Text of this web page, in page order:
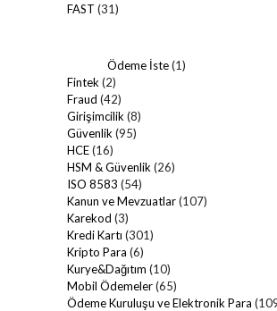
FAST (31)
Ödeme İste(1)
Fintek (2)
Fraud (42)
Girişimcilik (8)
Güvenlik (95)
HCE(16)
HSM & Güvenlik (26)
ISO 8583 (54)
Kanun ve Mevzuatlar(107)
Karekod (3)
Kredi Kartı (301)
Kripto Para (6)
Kurye&Dağıtım (10)
Mobil Ödemeler(65)
Ödeme Kuruluşu ve Elektronik Para